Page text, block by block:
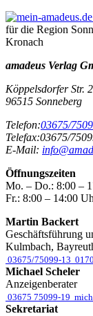
für die Region
Kronach
amadeus Verlag
Köppelsdorfer Str.
96515 Sonneberg
Telefon:03675/
Telefax:03675/
E-Mail:
Öffnungszeiten
Mo. – Do.: 8:00 –
Fr.: 8:00 – 14:00
Martin Backert
Geschäftsführung
Kulmbach,
03675/75099-13
Michael Scheler
Anzeigenberater
03675 75099-19
Sekretariat